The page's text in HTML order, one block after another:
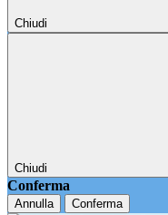
Chiudi
Chiudi
Conferma
Annulla Conferma